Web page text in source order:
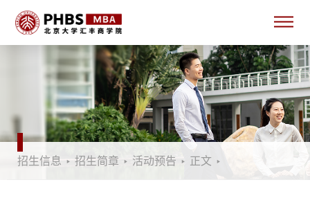
招生信息 ‣ 招生简章 ‣ 活动预告 ‣ 正文 ‣